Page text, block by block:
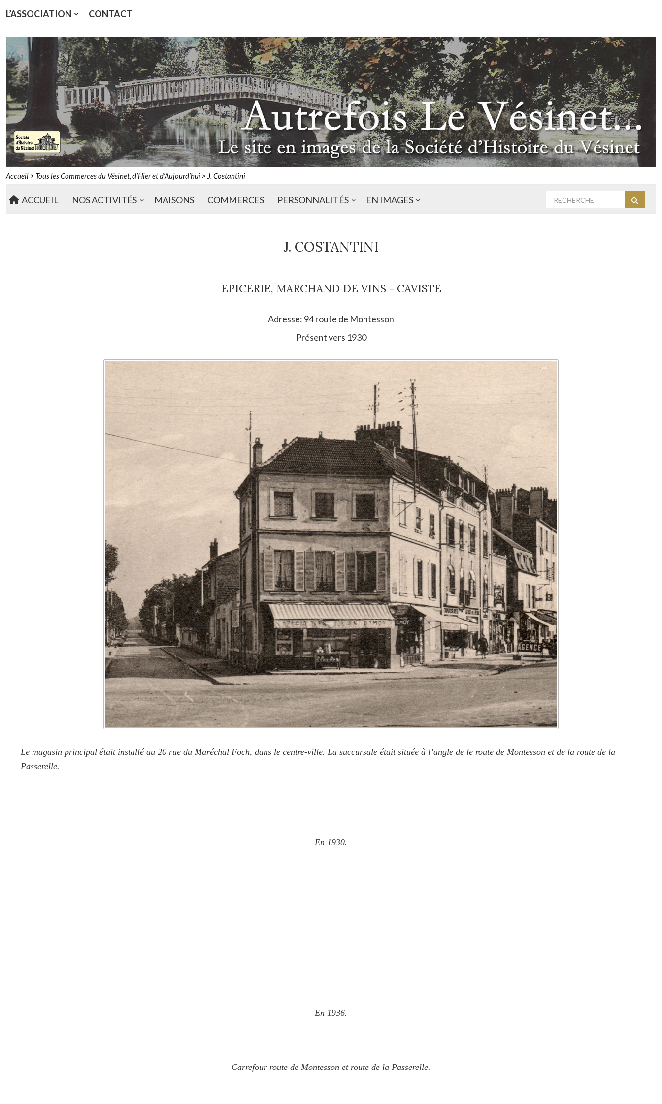
L’ASSOCIATION CONTACT
Accueil > Tous les Commerces du Vésinet, d’Hier et d’Aujourd’hui > J. Costantini
ACCUEIL NOS ACTIVITÉS MAISONS COMMERCES PERSONNALITÉS EN IMAGES
J. COSTANTINI
EPICERIE, MARCHAND DE VINS - CAVISTE
Adresse: 94 route de Montesson
Présent vers 1930
Le magasin principal était installé au 20 rue du Maréchal Foch, dans le centre-ville. La succursale était située à l’angle de le route de Montesson et de la route de la
Passerelle.
En 1930.
En 1936.
Carrefour route de Montesson et route de la Passerelle.